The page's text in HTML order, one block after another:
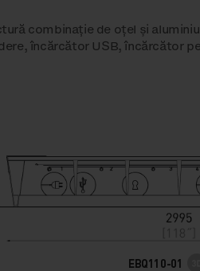
combinație de oțel și
încărcător USB, încărcător
EBQ110-01